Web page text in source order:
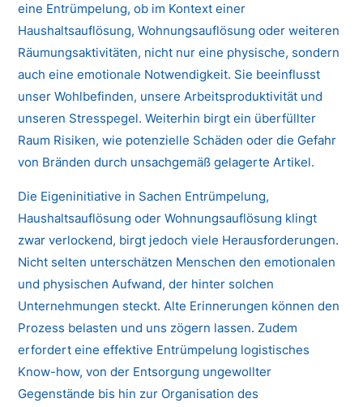
eine Entrümpelung, ob im Kontext einer
Haushaltsauflösung, Wohnungsauflösung oder weiteren
Räumungsaktivitäten, nicht nur eine physische, sondern
auch eine emotionale Notwendigkeit. Sie beeinflusst
unser Wohlbefinden, unsere Arbeitsproduktivität und
unseren Stresspegel. Weiterhin birgt ein überfüllter
Raum Risiken, wie potenzielle Schäden oder die Gefahr
von Bränden durch unsachgemäß gelagerte Artikel.
Die Eigeninitiative in Sachen Entrümpelung,
Haushaltsauflösung oder Wohnungsauflösung klingt
zwar verlockend, birgt jedoch viele Herausforderungen.
Nicht selten unterschätzen Menschen den emotionalen
und physischen Aufwand, der hinter solchen
Unternehmungen steckt. Alte Erinnerungen können den
Prozess belasten und uns zögern lassen. Zudem
erfordert eine effektive Entrümpelung logistisches
Know-how, von der Entsorgung ungewollter
Gegenstände bis hin zur Organisation des